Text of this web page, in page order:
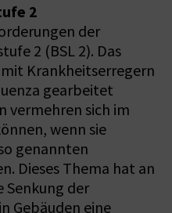
2
der
2 (BSL 2). Das
Krankheitserregern
gearbeitet
vermehren sich im
wenn sie
genannten
Dieses Thema hat an
Senkung der
Gebäuden eine